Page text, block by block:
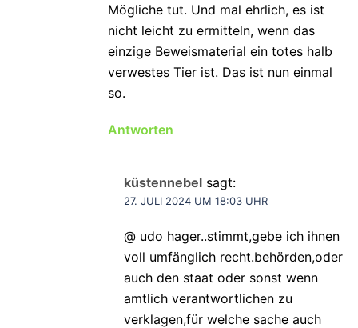
Mögliche tut. Und mal ehrlich, es ist
nicht leicht zu ermitteln, wenn das
einzige Beweismaterial ein totes halb
verwestes Tier ist. Das ist nun einmal
so.
Antworten
küstennebel sagt:
27. JULI 2024 UM 18:03 UHR
@ udo hager..stimmt,gebe ich ihnen
voll umfänglich recht.behörden,oder
auch den staat oder sonst wenn
amtlich verantwortlichen zu
verklagen,für welche sache auch